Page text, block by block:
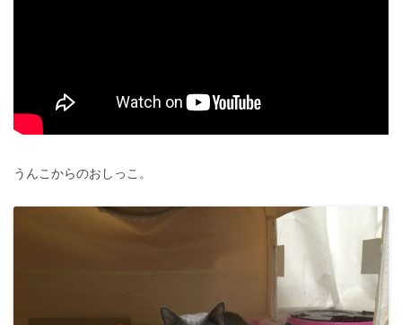
うんこからのおしっこ。